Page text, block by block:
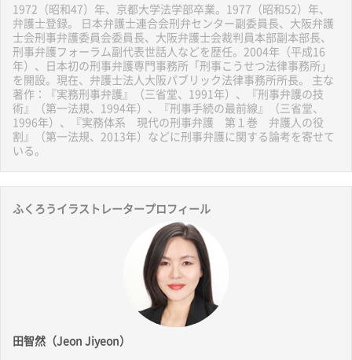
1972（昭和47）年、京都大学法学部卒業。1977（昭和52）年、
弁護士登録。 日本弁護士連合会刑弁センター副委員長、大阪弁護
士会刑事弁護委員会委員長、大阪弁護士会裁判員本部副本部長、
刑事弁護フォーラム副代表世話人などを歴任。2004年（平成16
年）、日本初の刑事弁護専門事務所「刑事こうせつ法律事務所」
を開設。現在、弁護士法人大阪パブリック法律事務所所長。 主な
著作：『実務刑事弁護』（三省堂、1991年）、『刑事弁護の技
術』（第一法規、1994年）、『刑事手続の最前線』（三省堂、
1996年）、『実務体系 現代の刑事弁護 第１巻 弁護人の役
割』（第一法規、2013年）などに刑事弁護に関する論考を寄せて
いる。
ふくろうイラストレータープロフィール
田智然（Jeon Jiyeon）